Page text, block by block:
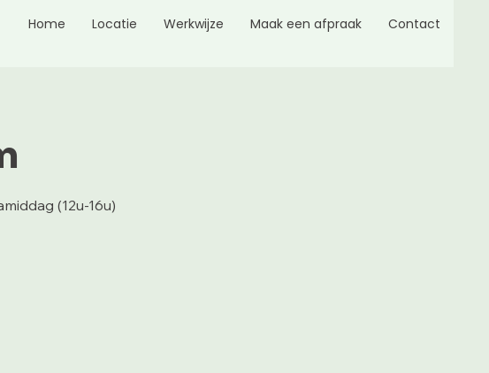
Home Locatie Werkwijze Maak een afpraak Contact
(12u-16u)